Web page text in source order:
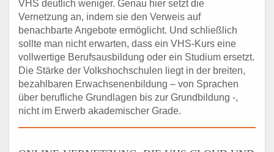
VHS deutlich weniger. Genau hier setzt die
Vernetzung an, indem sie den Verweis auf
benachbarte Angebote ermöglicht. Und schließlich
sollte man nicht erwarten, dass ein VHS-Kurs eine
vollwertige Berufsausbildung oder ein Studium ersetzt.
Die Stärke der Volkshochschulen liegt in der breiten,
bezahlbaren Erwachsenenbildung – von Sprachen
über berufliche Grundlagen bis zur Grundbildung -,
nicht im Erwerb akademischer Grade.